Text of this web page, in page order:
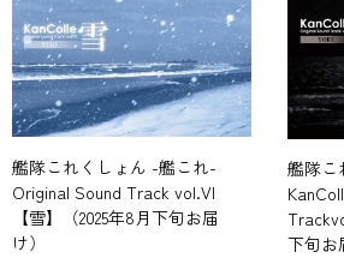
艦隊これくしょん -艦これ-
Original Sound Track vol.VI
【雪】（2025年8月下旬お届
け）
艦隊こ
下旬お